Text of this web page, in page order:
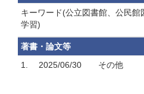
キーワード(公立図書館、公民
学習)
著書・論文等
1.
2025/06/30 その他